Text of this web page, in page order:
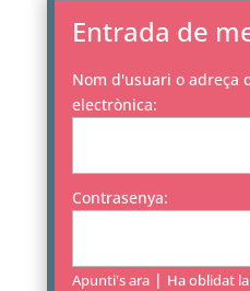
Entrada de
Nom d'usuari o adreça
electrònica:
Contrasenya:
Apunti's ara | Ha oblidat